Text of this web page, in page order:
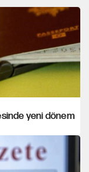
yeni dönem